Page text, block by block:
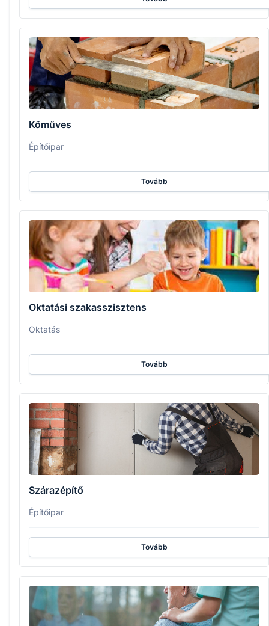
Kőműves
Építőipar
Tovább
Oktatási szakasszisztens
Oktatás
Tovább
Szárazépítő
Építőipar
Tovább